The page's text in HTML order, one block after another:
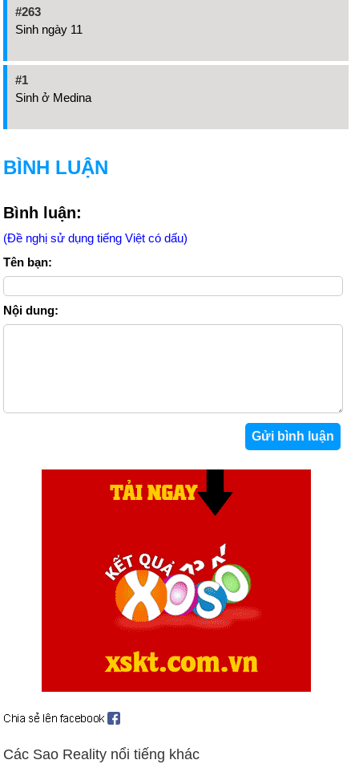
#263
Sinh ngày 11
#1
Sinh ở Medina
BÌNH LUẬN
Bình luận:
(Đề nghị sử dụng tiếng Việt có dấu)
Tên bạn:
Nội dung:
Các Sao Reality nổi tiếng khác